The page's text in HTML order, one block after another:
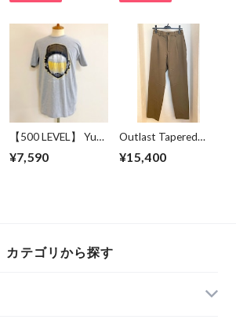
【500 LEVEL】 Yu
Player Silhouette
¥7,590
Outlast Tapered
¥15,400
カテゴリから探す